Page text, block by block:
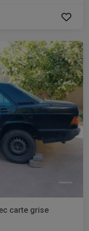
carte grise